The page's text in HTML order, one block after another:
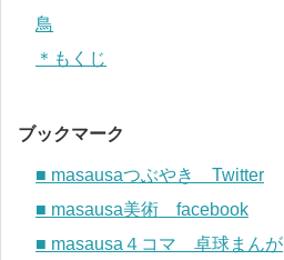
鳥
＊もくじ
ブックマーク
■ masausaつぶやき Twitter
■ masausa美術 facebook
■ masausa４コマ 卓球まんが